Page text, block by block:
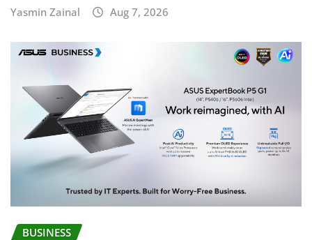
Yasmin Zainal Aug 7, 2026
BUSINESS